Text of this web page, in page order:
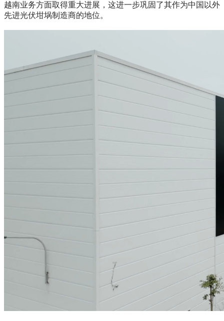
越南业务方面取得重大进展，这进一步巩固了其作为中国以外
先进光伏坩埚制造商的地位。